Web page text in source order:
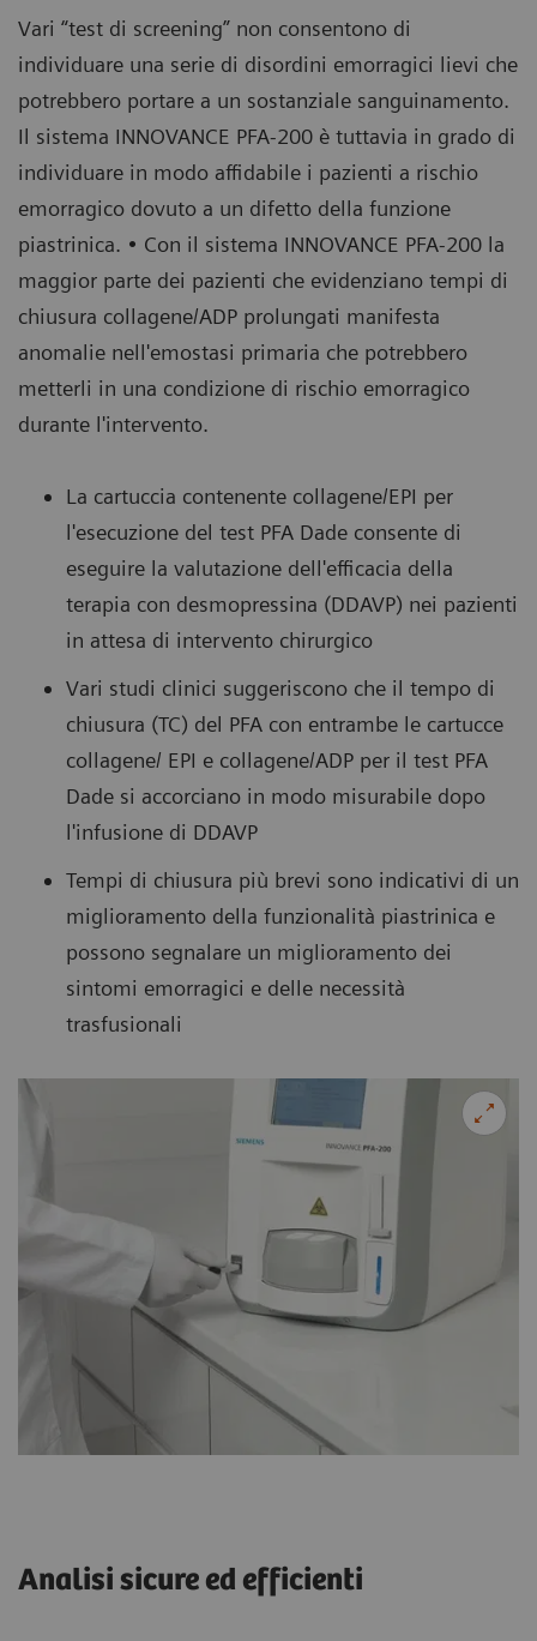
Vari “test di screening” non consentono di
individuare una serie di disordini emorragici lievi che
potrebbero portare a un sostanziale sanguinamento.
Il sistema INNOVANCE PFA-200 è tuttavia in grado di
individuare in modo affidabile i pazienti a rischio
emorragico dovuto a un difetto della funzione
piastrinica. • Con il sistema INNOVANCE PFA-200 la
maggior parte dei pazienti che evidenziano tempi di
chiusura collagene/ADP prolungati manifesta
anomalie nell'emostasi primaria che potrebbero
metterli in una condizione di rischio emorragico
durante l'intervento.
La cartuccia contenente collagene/EPI per
l'esecuzione del test PFA Dade consente di
eseguire la valutazione dell'efficacia della
terapia con desmopressina (DDAVP) nei pazienti
in attesa di intervento chirurgico
Vari studi clinici suggeriscono che il tempo di
chiusura (TC) del PFA con entrambe le cartucce
collagene/ EPI e collagene/ADP per il test PFA
Dade si accorciano in modo misurabile dopo
l'infusione di DDAVP
Tempi di chiusura più brevi sono indicativi di un
miglioramento della funzionalità piastrinica e
possono segnalare un miglioramento dei
sintomi emorragici e delle necessità
trasfusionali
Analisi sicure ed efficienti